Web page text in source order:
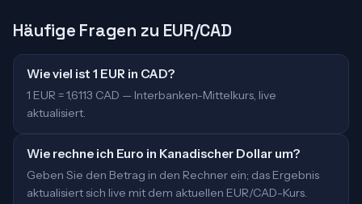
Häufige Fragen zu EUR/CAD
Wie viel ist 1 EUR in CAD?
1 EUR = 1,6113 CAD — Interbanken-Mittelkurs, live
aktualisiert.
Wie rechne ich Euro in Kanadischer Dollar um?
Geben Sie den Betrag in den Rechner ein; das Ergebnis
aktualisiert sich live mit dem aktuellen EUR/CAD-Kurs.